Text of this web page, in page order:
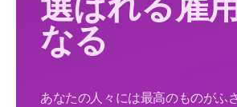
なる
あなたの人々には最高のものがふ